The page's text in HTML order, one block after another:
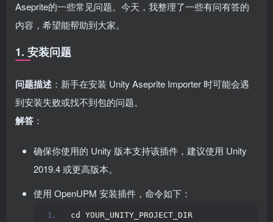
Aseprite的一些常见问题。今天，我整理了一些有问有答的
内容，希望能帮助到大家。
1. 安装问题
问题描述 ：新手在安装 Unity Aseprite Importer 时可能会遇
到安装失败或找不到包的问题。
解答 ：
确保你使用的 Unity 版本支持该插件，建议使用 Unity
2019.4 或更高版本。
使用 OpenUPM 安装插件，命令如下：
cd YOUR_UNITY_PROJECT_DIR